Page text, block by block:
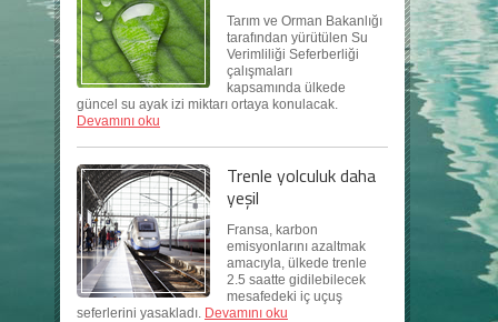
Tarım ve Orman Bakanlığı
tarafından yürütülen Su
Verimliliği Seferberliği
çalışmaları
kapsamında ülkede
güncel su ayak izi miktarı ortaya konulacak.
Devamını oku
Trenle yolculuk daha
yeşil
Fransa, karbon
emisyonlarını azaltmak
amacıyla, ülkede trenle
2.5 saatte gidilebilecek
mesafedeki iç uçuş
seferlerini yasakladı. Devamını oku